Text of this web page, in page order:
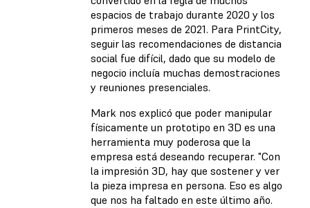
espacios de trabajo durante 2020 y los
primeros meses de 2021. Para PrintCity,
seguir las recomendaciones de distancia
social fue difícil, dado que su modelo de
negocio incluía muchas demostraciones
y reuniones presenciales.
Mark nos explicó que poder manipular
físicamente un prototipo en 3D es una
herramienta muy poderosa que la
empresa está deseando recuperar. "Con
la impresión 3D, hay que sostener y ver
la pieza impresa en persona. Eso es algo
que nos ha faltado en este último año.